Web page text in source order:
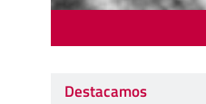
Destacamos